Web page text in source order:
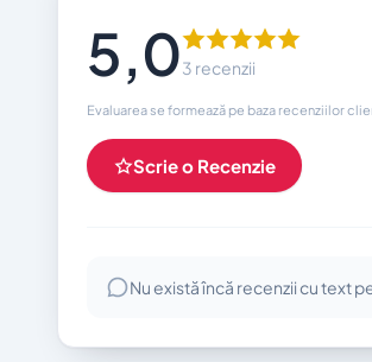
5,03 recenzii
Evaluarea se formează pe baza recenziilor
Scrie o Recenzie
Nu există încă recenzii cu text